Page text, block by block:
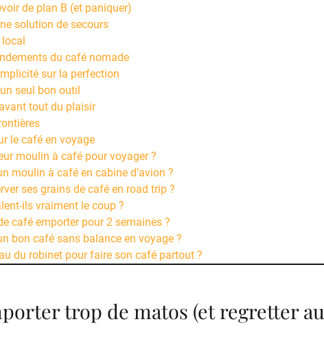
de plan B (et paniquer)
solution de secours
local
du café nomade
sur la perfection
seul bon outil
tout du plaisir
le café en voyage
moulin à café pour voyager ?
moulin à café en cabine d’avion ?
ses grains de café en road trip ?
ils vraiment le coup ?
café emporter pour 2 semaines ?
bon café sans balance en voyage ?
du robinet pour faire son café partout ?
trop de matos (et regretter au